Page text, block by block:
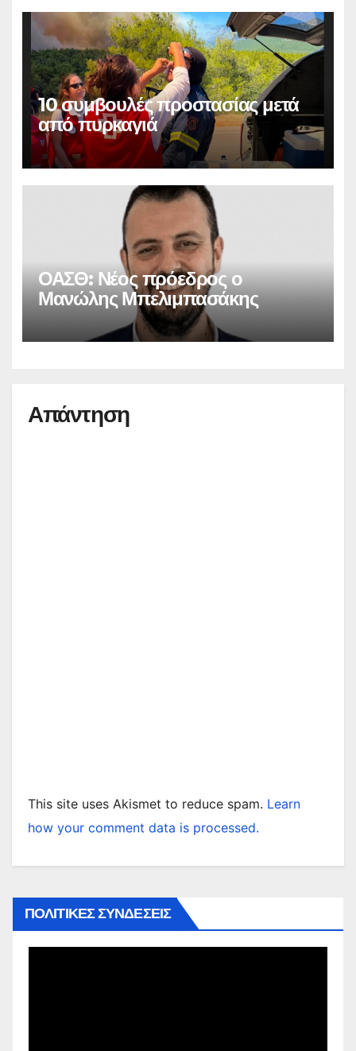
10 συμβουλές προστασίας μετά
από πυρκαγιά
ΟΑΣΘ: Νέος πρόεδρος ο
Μανώλης Μπελιμπασάκης
Απάντηση
This site uses Akismet to reduce spam. Learn
how your comment data is processed.
ΠΟΛΙΤΙΚΕΣ ΣΥΝΔΕΣΕΙΣ